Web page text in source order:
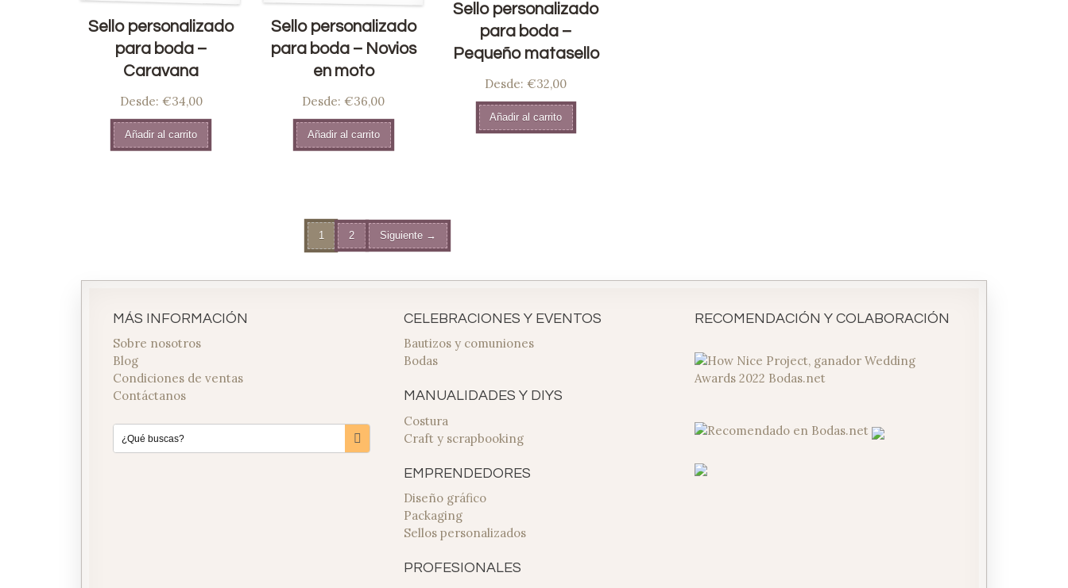
Sello personalizado
para boda –
Caravana
Desde: €34,00
Añadir al carrito
Sello personalizado
para boda – Novios
en moto
Desde:€36,00
Añadir al carrito
Sello personalizado
para boda –
Pequeño matasello
Desde:€32,00
Añadir al carrito
1 2 Siguiente →
MÁS INFORMACIÓN
Sobre nosotros
Blog
Condiciones de ventas
Contáctanos
CELEBRACIONES Y EVENTOS
Bautizos y comuniones
Bodas
MANUALIDADES Y DIYS
Costura
Craft y scrapbooking
EMPRENDEDORES
Diseño gráfico
Packaging
Sellos personalizados
PROFESIONALES
RECOMENDACIÓN Y COLABORACIÓN